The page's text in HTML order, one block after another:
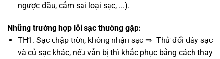
ngược đầu, cắm sai loại sạc, ...).
Những trường hợp lỗi sạc thường gặp:
TH1: Sạc chập trờn, không nhận sạc ⇒ Thử đổi dây sạc
và củ sạc khác, nếu vẫn bị thì khắc phục bằng cách thay